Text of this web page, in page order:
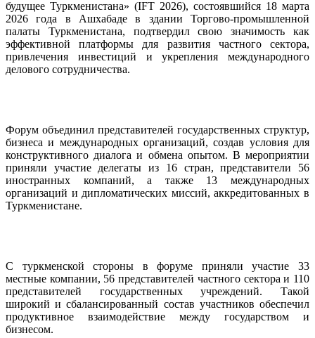
будущее Туркменистана» (IFT 2026), состоявшийся 18 марта
2026 года в Ашхабаде в здании Торгово-промышленной
палаты Туркменистана, подтвердил свою значимость как
эффективной платформы для развития частного сектора,
привлечения инвестиций и укрепления международного
делового сотрудничества.
Форум объединил представителей государственных структур,
бизнеса и международных организаций, создав условия для
конструктивного диалога и обмена опытом. В мероприятии
приняли участие делегаты из 16 стран, представители 56
иностранных компаний, а также 13 международных
организаций и дипломатических миссий, аккредитованных в
Туркменистане.
С туркменской стороны в форуме приняли участие 33
местные компании, 56 представителей частного сектора и 110
представителей государственных учреждений. Такой
широкий и сбалансированный состав участников обеспечил
продуктивное взаимодействие между государством и
бизнесом.